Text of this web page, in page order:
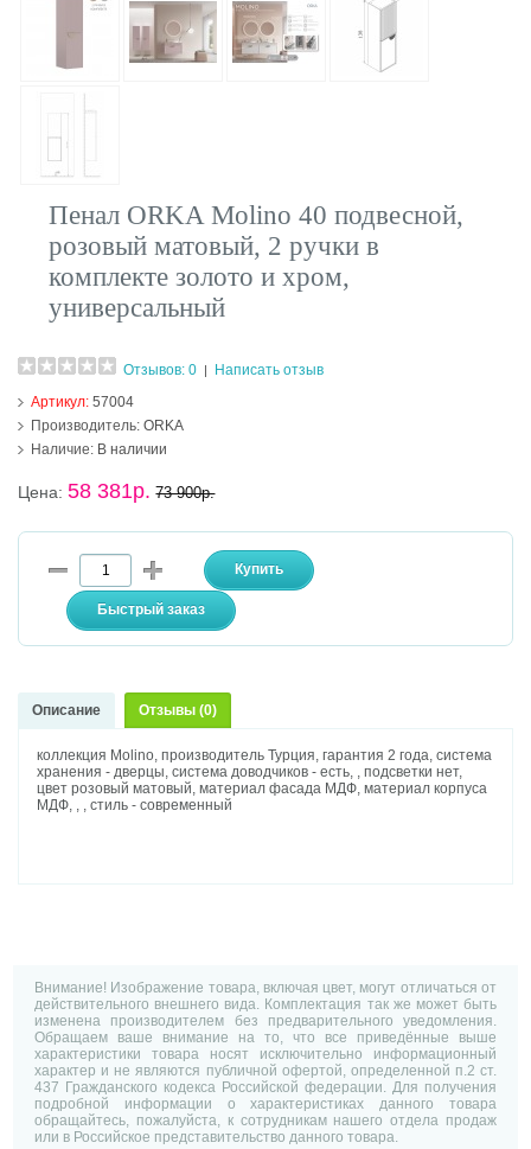
Пенал ORKA Molino 40 подвесной,
розовый матовый, 2 ручки в
комплекте золото и хром,
универсальный
Отзывов: 0
Написать отзыв
Артикул:57004
Производитель: ORKA
Наличие: В наличии
Цена:58 381р. 73 900р.
Описание Отзывы (0)
коллекция Molino, производитель Турция, гарантия 2 года, система
хранения - дверцы, система доводчиков - есть, , подсветки нет,
цвет розовый матовый, материал фасада МДФ, материал корпуса
МДФ, , , стиль - современный
Внимание! Изображение товара, включая цвет, могут отличаться от
действительного внешнего вида. Комплектация так же может быть
изменена производителем без предварительного уведомления.
Обращаем ваше внимание на то, что все приведённые выше
характеристики товара носят исключительно информационный
характер и не являются публичной офертой, определенной п.2 ст.
437 Гражданского кодекса Российской федерации. Для получения
подробной информации о характеристиках данного товара
обращайтесь, пожалуйста, к сотрудникам нашего отдела продаж
или в Российское представительство данного товара.